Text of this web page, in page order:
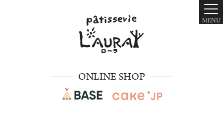
ONLINE SHOP
MENU